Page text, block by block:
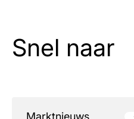
Snel naar
Marktnieuws